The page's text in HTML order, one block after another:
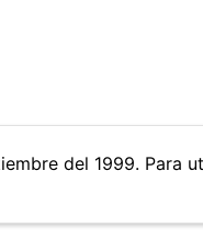
del 1999. Para